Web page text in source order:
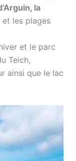
la
et les plages
et le parc
Teich,
ainsi que le lac